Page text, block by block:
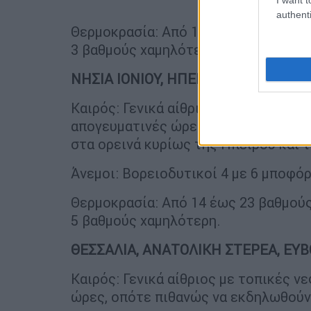
Θερμοκρασία: Από 11 έως 23 με 24
3 βαθμούς χαμηλότερη.
ΝΗΣΙΑ ΙΟΝΙΟΥ, ΗΠΕΙΡΟΣ, ΔΥΤΙΚΗ
Καιρός: Γενικά αίθριος με τοπικές
απογευματινές ώρες στα
στα ορεινά κυρίως της Ηπείρου και
Άνεμοι: Βορειοδυτικοί 4 με 6
Θερμοκρασία: Από 14 έως 23
5 βαθμούς χαμηλότερη.
ΘΕΣΣΑΛΙΑ, ΑΝΑΤΟΛΙΚΗ ΣΤΕΡΕΑ,
Καιρός: Γενικά αίθριος με τοπικές
ώρες, οπότε πιθανώς να